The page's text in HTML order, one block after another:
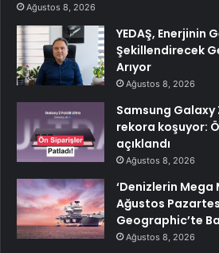
Ağustos 8, 2026
YEDAŞ, Enerjinin
Şekillendirecek
Arıyor
Ağustos 8, 2026
Samsung Galaxy
rekora koşuyor:
açıklandı
Ağustos 8, 2026
‘Denizlerin Mega
Ağustos
Geographic’te
Ağustos 8, 2026